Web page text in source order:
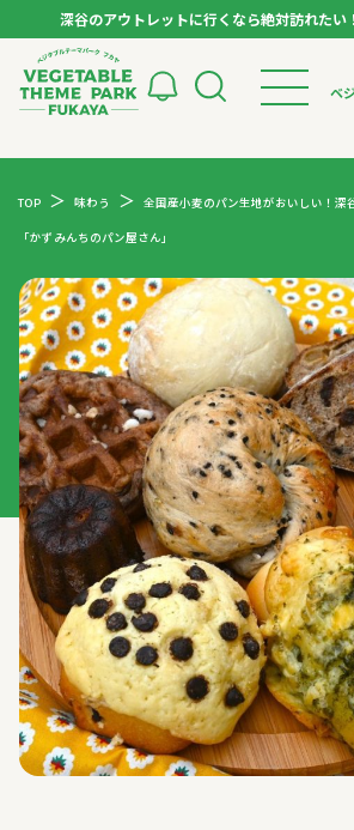
深谷のアウトレットに行くなら絶対訪れたい
ベ
スポット
イベント
体験
特集記事
ベジタブ
VTPキャ
アンバサ
お役立ち情
レシピ集
TOP 味わう 全国産小麦のパン生地がおいしい！深
「かずみんちのパン屋さん」